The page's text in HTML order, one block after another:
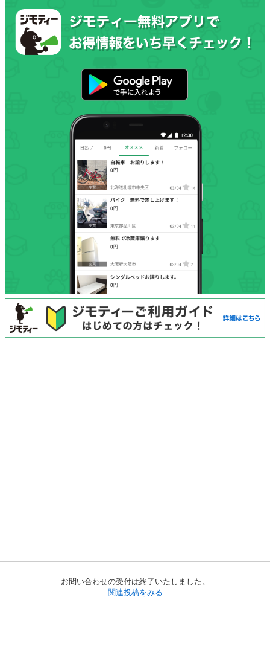
お問い合わせの受付は終了いたしました。
関連投稿をみる